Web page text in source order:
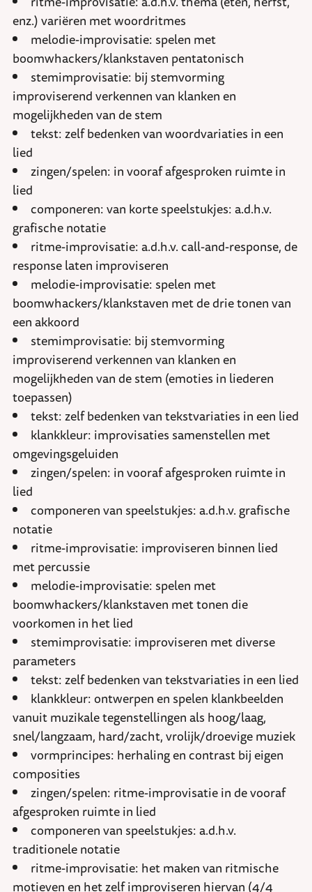
enz.) variëren met woordritmes
melodie-improvisatie: spelen met
boomwhackers/klankstaven pentatonisch
stemimprovisatie: bij stemvorming
improviserend verkennen van klanken en
mogelijkheden van de stem
tekst: zelf bedenken van woordvariaties in een
lied
zingen/spelen: in vooraf afgesproken ruimte in
lied
componeren: van korte speelstukjes: a.d.h.v.
grafische notatie
ritme-improvisatie: a.d.h.v. call-and-response, de
response laten improviseren
melodie-improvisatie: spelen met
boomwhackers/klankstaven met de drie tonen van
een akkoord
stemimprovisatie: bij stemvorming
improviserend verkennen van klanken en
mogelijkheden van de stem (emoties in liederen
toepassen)
tekst: zelf bedenken van tekstvariaties in een lied
klankkleur: improvisaties samenstellen met
omgevingsgeluiden
zingen/spelen: in vooraf afgesproken ruimte in
lied
componeren van speelstukjes: a.d.h.v. grafische
notatie
ritme-improvisatie: improviseren binnen lied
met percussie
melodie-improvisatie: spelen met
boomwhackers/klankstaven met tonen die
voorkomen in het lied
stemimprovisatie: improviseren met diverse
parameters
tekst: zelf bedenken van tekstvariaties in een lied
klankkleur: ontwerpen en spelen klankbeelden
vanuit muzikale tegenstellingen als hoog/laag,
snel/langzaam, hard/zacht, vrolijk/droevige muziek
vormprincipes: herhaling en contrast bij eigen
composities
zingen/spelen: ritme-improvisatie in de vooraf
afgesproken ruimte in lied
componeren van speelstukjes: a.d.h.v.
traditionele notatie
ritme-improvisatie: het maken van ritmische
motieven en het zelf improviseren hiervan (4/4